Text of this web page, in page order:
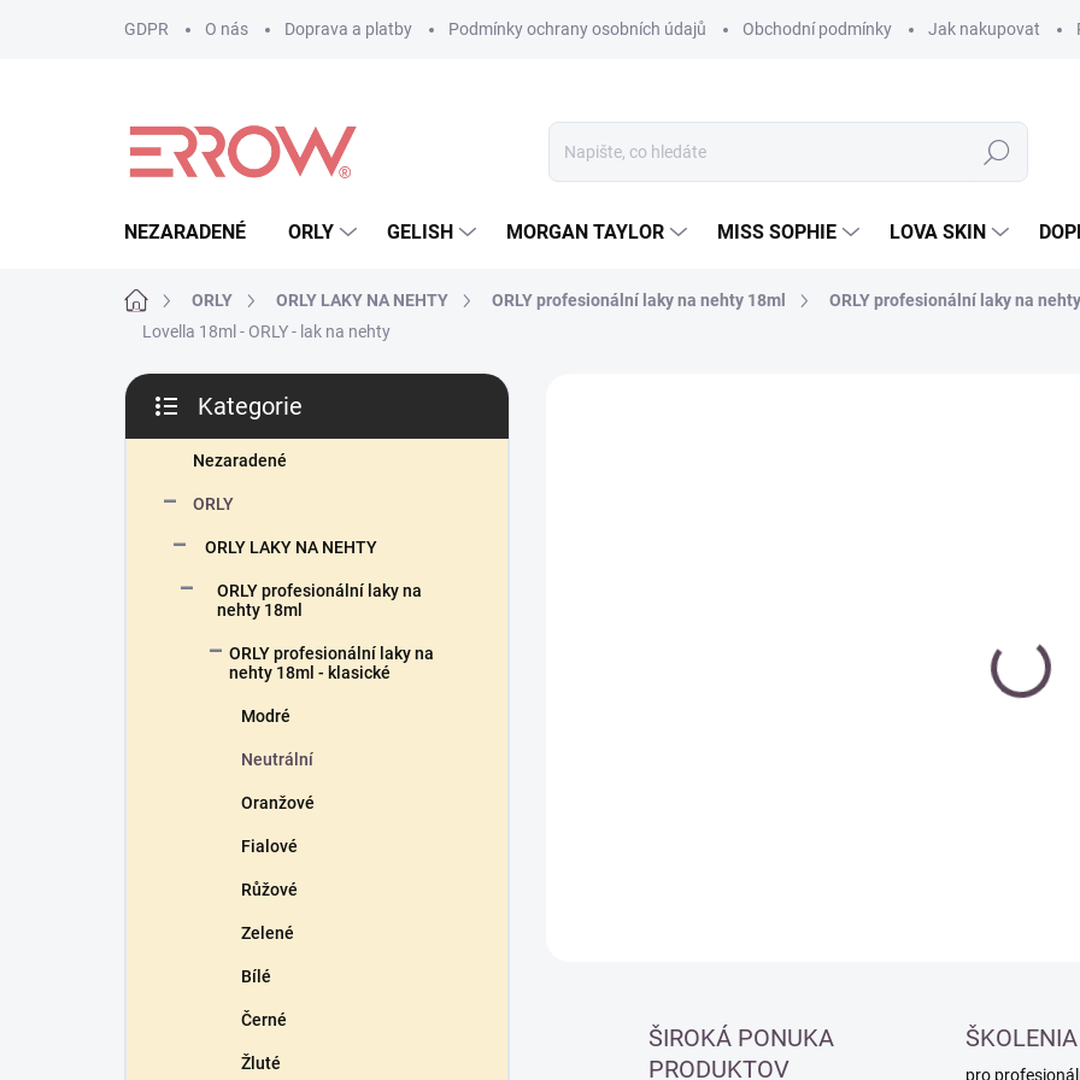
GDPR O nás Doprava a platby Podmínky ochrany osobních údajů Obchodní podmínky Jak nakupovat
Hledat
NEZARADENÉ ORLY GELISH MORGAN TAYLOR MISS SOPHIE LOVA SKIN
Domů ORLY ORLY LAKY NA NEHTY ORLY profesionální laky na nehty 18ml ORLY profesionální laky na
Lovella 18ml - ORLY - lak na nehty
P
s
kategorie
Kategorie
Nezaradené
ORLY
ORLY LAKY NA NEHTY
ORLY profesionální laky na
nehty 18ml
ORLY profesionální laky na
nehty 18ml - klasické
Modré
Neutrální
Oranžové
Fialové
Růžové
Zelené
Bílé
Černé
Žluté
ŠIROKÁ PONUKA
PRODUKTOV
ŠKOLENIA
pro